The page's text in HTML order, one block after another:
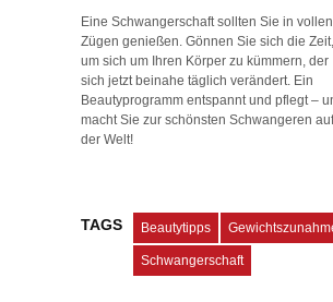
Eine Schwangerschaft sollten Sie in vollen
Zügen genießen. Gönnen Sie sich die Zeit,
um sich um Ihren Körper zu kümmern, der
sich jetzt beinahe täglich verändert. Ein
Beautyprogramm entspannt und pflegt –
macht Sie zur schönsten Schwangeren auf
der Welt!
TAGS Beautytipps
Schwangerschaft